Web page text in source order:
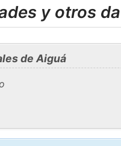
y otros
de Aiguá